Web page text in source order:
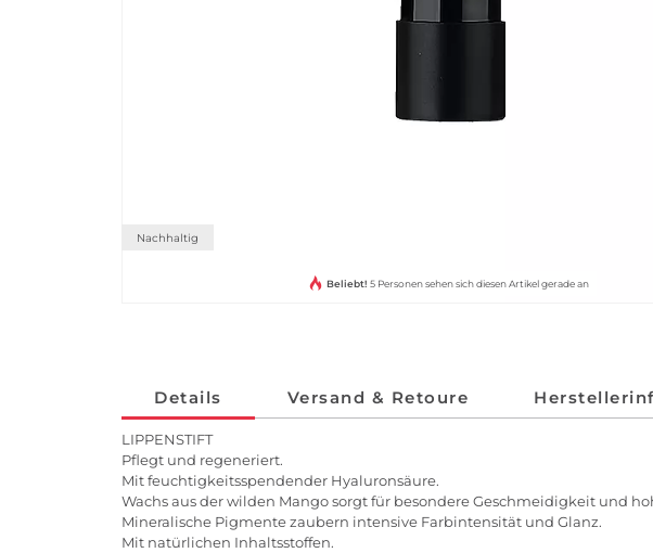
Nachhaltig
Beliebt! 5 Personen sehen sich diesen Artikel gerade an
Details Versand & Retoure
LIPPENSTIFT
Pflegt und regeneriert.
Mit feuchtigkeitsspendender Hyaluronsäure.
Wachs aus der wilden Mango sorgt für besondere Geschmeidigkeit und
Mineralische Pigmente zaubern intensive Farbintensität und Glanz.
Mit natürlichen Inhaltsstoffen.